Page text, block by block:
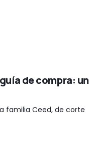
de compra: un
familia Ceed, de corte